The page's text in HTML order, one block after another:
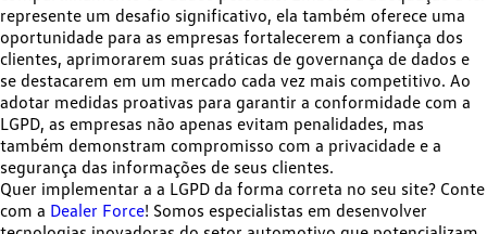
represente um desafio significativo, ela também oferece uma
oportunidade para as empresas fortalecerem a confiança dos
clientes, aprimorarem suas práticas de governança de dados e
se destacarem em um mercado cada vez mais competitivo. Ao
adotar medidas proativas para garantir a conformidade com a
LGPD, as empresas não apenas evitam penalidades, mas
também demonstram compromisso com a privacidade e a
segurança das informações de seus clientes.
Quer implementar a a LGPD da forma correta no seu site? Conte
com a Dealer Force! Somos especialistas em desenvolver